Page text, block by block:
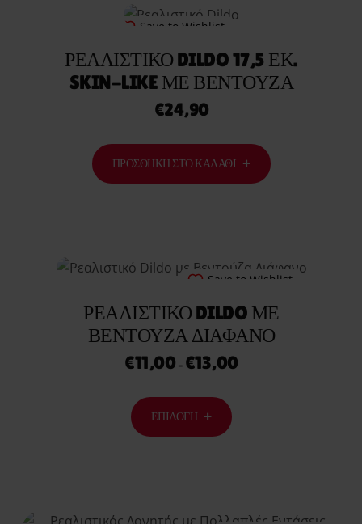
Save to Wishlist
ΡΕΑΛΙΣΤΙΚΌ DILDO 17,5 ΕΚ.
SKIN-LIKE ΜΕ ΒΕΝΤΟΥΖΑ
€24,90
ΠΡΟΣΘΉΚΗ ΣΤΟ ΚΑΛΆΘΙ
Save to Wishlist
ΡΕΑΛΙΣΤΙΚΌ DILDO ΜΕ
ΒΕΝΤΟΎΖΑ ΔΙΆΦΑΝΟ
€11,00 – €13,00
ΕΠΙΛΟΓΉ